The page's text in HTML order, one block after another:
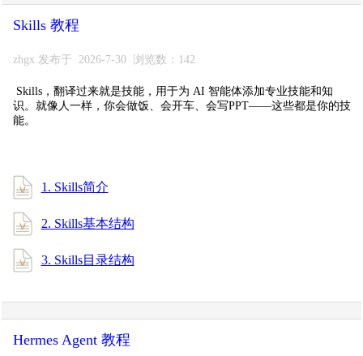
Skills 教程
zhgx 发布于 2026-7-30 浏览数：142
Skills，翻译过来就是技能，用于为 AI 智能体添加专业技能和知
识。就像人一样，你会做饭、会开车、会写PPT——这些都是你的技
能。
1. Skills简介
2. Skills基本结构
3. Skills目录结构
Hermes Agent 教程